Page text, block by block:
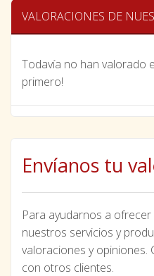
VALORACIONES DE
Todavía no han valorado
primero!
Envíanos tu
Para ayudarnos a
nuestros servicios y
valoraciones y opiniones.
con otros clientes.